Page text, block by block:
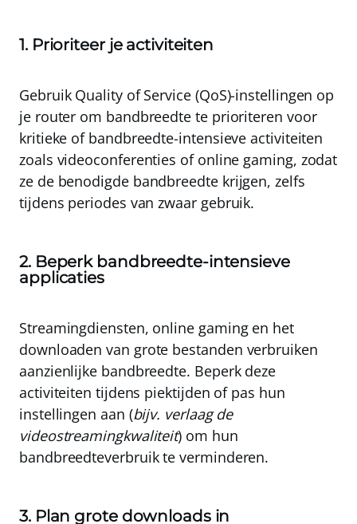
1. Prioriteer je activiteiten
GebruikQuality of Service (QoS)-instellingen op
je router om bandbreedte te prioriteren voor
kritieke of bandbreedte-intensieve activiteiten
zoals videoconferenties of online gaming, zodat
ze de benodigde bandbreedte krijgen, zelfs
tijdens periodes van zwaar gebruik.
2. Beperk bandbreedte-intensieve
applicaties
Streamingdiensten, online gaming en het
downloaden van grote bestanden verbruiken
aanzienlijke bandbreedte. Beperk deze
activiteiten tijdens piektijden of pas hun
instellingen aan (bijv. verlaag de
videostreamingkwaliteit) om hun
bandbreedteverbruik te verminderen.
3. Plan grote downloads in